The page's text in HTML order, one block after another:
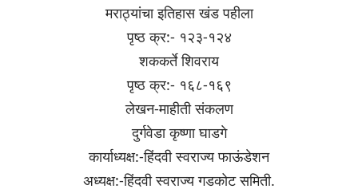
मराठ्यांचा इतिहास खंड पहीला
पृष्ठ क्र:- १२३-१२४
शककर्ते शिवराय
पृष्ठ क्र:- १६८-१६९
लेखन-माहीती संकलण
दुर्गवेडा कृष्णा घाडगे
कार्याध्यक्ष:-हिंदवी स्वराज्य फाऊंडेशन
अध्यक्ष:-हिंदवी स्वराज्य गडकोट समिती.